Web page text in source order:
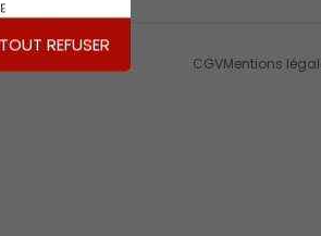
CGVMentions
TOUT REFUSER